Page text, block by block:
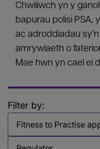
Chwiliwch yn y
bapurau polisi PSA,
ac adroddiadau
amrywiaeth o
Mae hwn yn cael ei
Filter by: